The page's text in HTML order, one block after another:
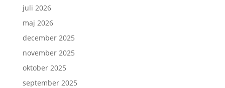
juli 2026
maj 2026
december 2025
november 2025
oktober 2025
september 2025